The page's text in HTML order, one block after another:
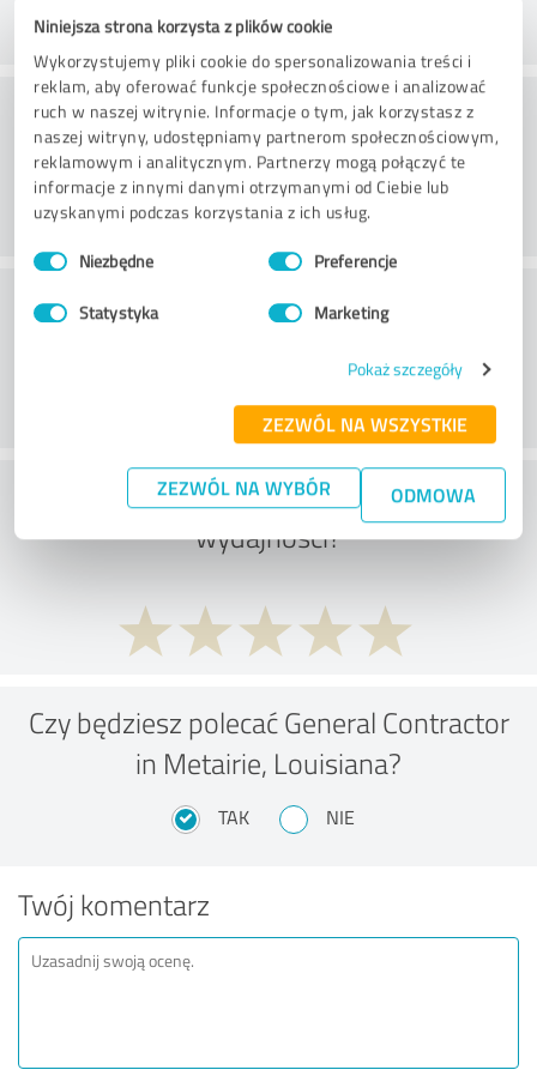
Niniejsza strona korzysta z plików cookie
Wykorzystujemy pliki cookie do spersonalizowania treści i
reklam, aby oferować funkcje społecznościowe i analizować
ruch w naszej witrynie. Informacje o tym, jak korzystasz z
naszej witryny, udostępniamy partnerom społecznościowym,
reklamowym i analitycznym. Partnerzy mogą połączyć te
informacje z innymi danymi otrzymanymi od Ciebie lub
uzyskanymi podczas korzystania z ich usług.
Wybór
zgody Niezbędne Preferencje
Statystyka Marketing
Pokaż szczegóły
ZEZWÓL NA WSZYSTKIE
ZEZWÓL NA WYBÓR ODMOWA
Doradztwo
Obsługa klienta
Co sądzisz o stosunku ceny do
wydajności?
Czy będziesz polecać General Contractor
in Metairie, Louisiana?
TAK NIE
Twój komentarz